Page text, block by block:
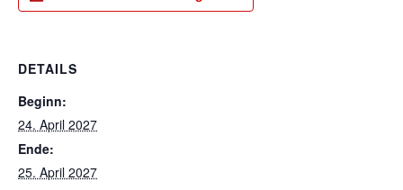
DETAILS
Beginn:
24. April 2027
Ende:
25. April 2027